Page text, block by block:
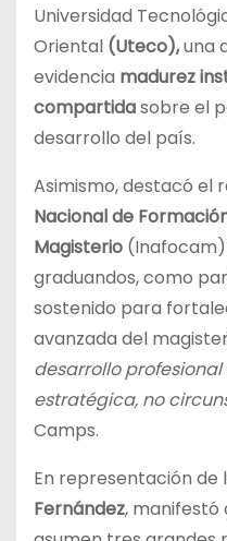
Universidad
Oriental (Uteco),una
evidencia madurez
compartidasobre el
desarrollo del país.
Asimismo, destacó el
Nacional de
Magisterio
graduandos, como
sostenido para
avanzada del
desarrollo
estratégica, no
Camps.
En representación de
Fernández, manifestó